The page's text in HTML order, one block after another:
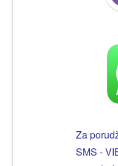
Za
SMS -